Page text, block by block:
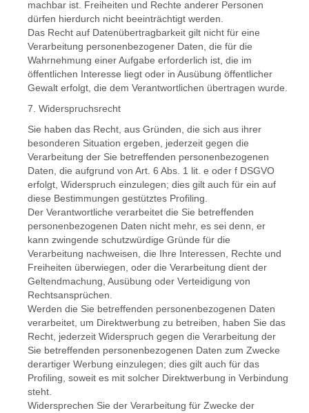
machbar ist. Freiheiten und Rechte anderer Personen
dürfen hierdurch nicht beeinträchtigt werden.
Das Recht auf Datenübertragbarkeit gilt nicht für eine
Verarbeitung personenbezogener Daten, die für die
Wahrnehmung einer Aufgabe erforderlich ist, die im
öffentlichen Interesse liegt oder in Ausübung öffentlicher
Gewalt erfolgt, die dem Verantwortlichen übertragen wurde.
7. Widerspruchsrecht
Sie haben das Recht, aus Gründen, die sich aus ihrer
besonderen Situation ergeben, jederzeit gegen die
Verarbeitung der Sie betreffenden personenbezogenen
Daten, die aufgrund von Art. 6 Abs. 1 lit. e oder f DSGVO
erfolgt, Widerspruch einzulegen; dies gilt auch für ein auf
diese Bestimmungen gestütztes Profiling.
Der Verantwortliche verarbeitet die Sie betreffenden
personenbezogenen Daten nicht mehr, es sei denn, er
kann zwingende schutzwürdige Gründe für die
Verarbeitung nachweisen, die Ihre Interessen, Rechte und
Freiheiten überwiegen, oder die Verarbeitung dient der
Geltendmachung, Ausübung oder Verteidigung von
Rechtsansprüchen.
Werden die Sie betreffenden personenbezogenen Daten
verarbeitet, um Direktwerbung zu betreiben, haben Sie das
Recht, jederzeit Widerspruch gegen die Verarbeitung der
Sie betreffenden personenbezogenen Daten zum Zwecke
derartiger Werbung einzulegen; dies gilt auch für das
Profiling, soweit es mit solcher Direktwerbung in Verbindung
steht.
Widersprechen Sie der Verarbeitung für Zwecke der